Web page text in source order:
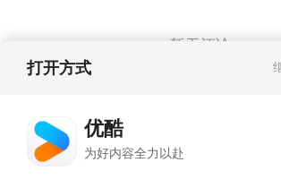
暂无评论
打开方式
优酷
为好内容全力以赴